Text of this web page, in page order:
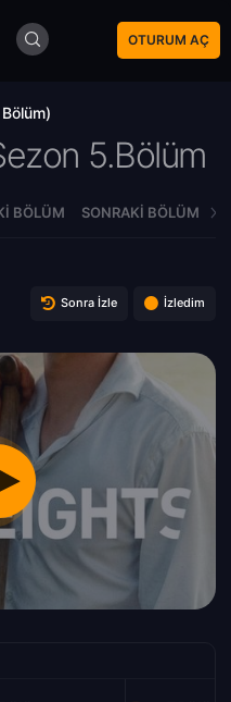
OTURUM AÇ
5.Bölüm
BÖLÜM SONRAKI BÖLÜM
Sonra İzle İzledim